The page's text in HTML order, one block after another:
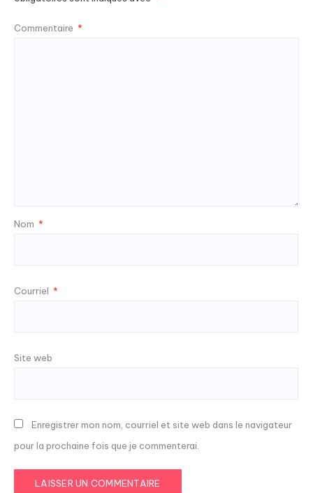
Commentaire *
Nom *
Courriel *
Site web
Enregistrer mon nom, courriel et site web dans le navigateur
pour la prochaine fois que je commenterai.